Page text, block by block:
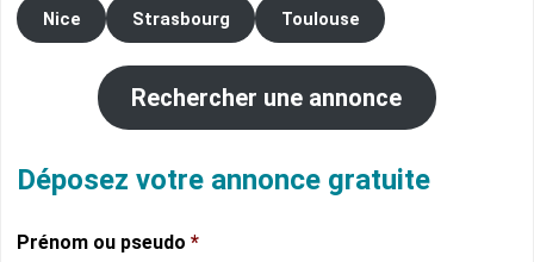
Nice Strasbourg Toulouse
Rechercher une annonce
Déposez votre annonce gratuite
Prénom ou pseudo *